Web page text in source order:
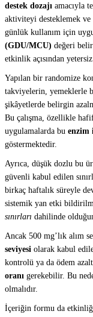
destek dozajı amacıyla
aktiviteyi desteklemek
günlük kullanım için
(GDU/MCU) değeri
etkinlik açısından
Yapılan bir randomize
takviyelerin, yemeklerle
şikâyetlerde belirgin
Bu çalışma, özellikle
uygulamalarda bu enzim
göstermektedir.
Ayrıca, düşük dozlu bu
güvenli kabul edilen
birkaç haftalık süreyle
sistemik yan etki
sınırları dahilinde
Ancak 500 mg’lık alım
seviyesi olarak kabul
kontrolü ya da ödem
oranı gerekebilir. Bu
olmalıdır.
İçeriğin formu da